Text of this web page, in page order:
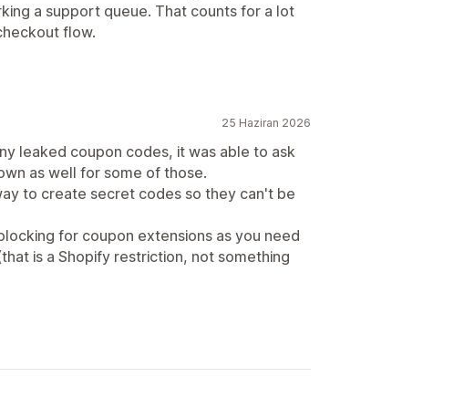
a support queue. That counts for a lot
flow.
25 Haziran 2026
leaked coupon codes, it was able to ask
as well for some of those.
to create secret codes so they can't be
for coupon extensions as you need
is a Shopify restriction, not something